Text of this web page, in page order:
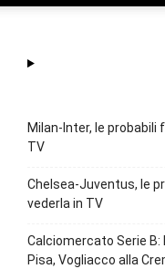
Milan-Inter, le probabili
TV
Chelsea-Juventus, le
vederla in TV
Calciomercato Serie
Pisa, Vogliacco alla